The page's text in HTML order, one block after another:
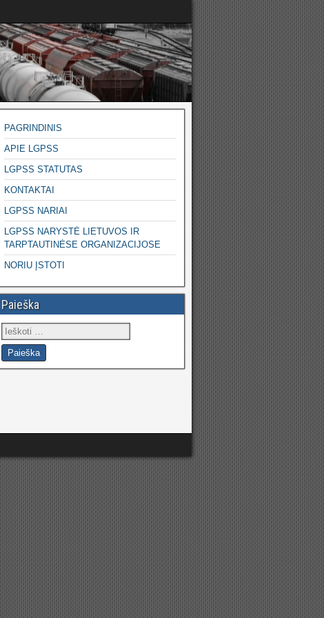
PAGRINDINIS
APIE LGPSS
LGPSS STATUTAS
KONTAKTAI
LGPSS NARIAI
LGPSS NARYSTĖ LIETUVOS IR
TARPTAUTINĖSE ORGANIZACIJOSE
NORIU ĮSTOTI
Paieška